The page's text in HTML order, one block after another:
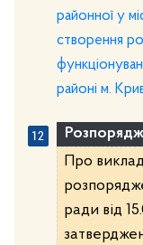
районної у
створення
районі м.
Про
ради від